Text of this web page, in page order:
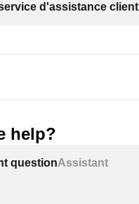
d'assistance client
help?
questionAssistant